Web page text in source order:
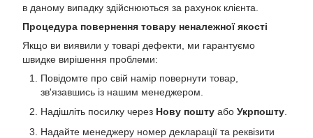
в даному випадку здійснюються за рахунок клієнта.
Процедура повернення товару неналежної якості
Якщо ви виявили у товарі дефекти, ми гарантуємо
швидке вирішення проблеми:
Повідомте про свій намір повернути товар,
зв'язавшись із нашим менеджером.
Надішліть посилку через Нову пошту або Укрпошту.
Надайте менеджеру номер декларації та реквізити